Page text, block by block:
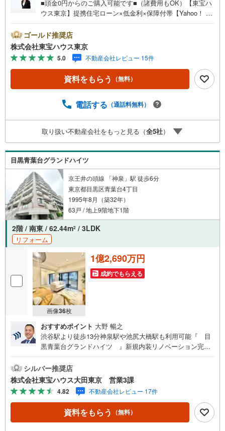
■頭金0円からのご購入可能です■（諸費用もOK）【東宝ハ
ウス東京】提携住宅ローン×低金利×保障付帯【Yahoo！ 不
ayボーナスライトがもらえる「Yahoo！ 不動産 物件ご成約
キャンペーン」の対象になります。「資料をもらう」「見
学予約をする」ボタンからお問い合わせください。※必ずY
ahoo！ JAPAN IDでログインしてください。※PayPayボー
ナスライトは出金と譲渡はできません。ご案内・詳細な資
料のご請求はお気軽にどうぞ♪お電話でのお問い合わせも
ゴールド推奨店
株式会社東宝ハウス東京
5.0 不動産会社レビュー 15件
資料をもらう （無料）
電話する （通話料無料）
取り扱い不動産会社をもっと見る（全5社）
目黒青葉台グランドハイツ
京王井の頭線 「神泉」駅 徒歩6分
東京都目黒区青葉台4丁目
1995年8月（築32年）
63戸 / 地上9階地下1階
2階 / 南東 / 62.44m2 / 3LDK
リフォーム
画像36枚
1億2,690万円
成約でもらえる
おすすめポイント 大野 暢之
渋谷駅より徒歩13分神泉駅や池尻大橋駅も利用可能『 目
黒青葉台グランドハイツ 』新規内装リノベーション完了
収納付！WICも付いて収納スペース充実 3口コンロや食洗
機が付いた対面式システムキッチン キレイなお水がいつで
も安心して飲める浄水器付 2階部分南東向きバルコニー
付！採光・風通し良好 留守中も荷物を受け取ることができ
る宅配ボックス有～東京、川崎エリアの「住まい」探しに
確かな安心と満足を～ 東宝ハウス大田東京ならではの高品
シルバー推奨店
株式会社東宝ハウス大田東京 営業3課
4.82 不動産会社レビュー 17件
資料をもらう （無料）